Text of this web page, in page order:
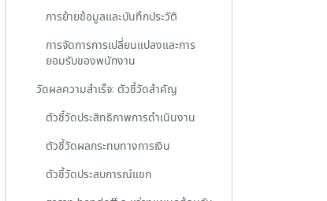
การย้ายข้อมูลและบันทึกประวัติ
การจัดการการเปลี่ยนแปลงและการ
ยอมรับของพนักงาน
วัดผลความสำเร็จ: ตัวชี้วัดสำคัญ
ตัวชี้วัดประสิทธิภาพการดำเนินงาน
ตัวชี้วัดผลกระทบทางการเงิน
ตัวชี้วัดประสบการณ์แขก